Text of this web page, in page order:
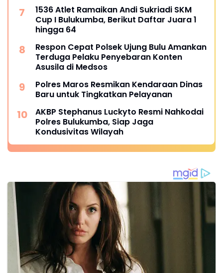
1536 Atlet Ramaikan Andi Sukriadi SKM
Cup I Bulukumba, Berikut Daftar Juara 1
hingga 64
Respon Cepat Polsek Ujung Bulu Amankan
Terduga Pelaku Penyebaran Konten
Asusila di Medsos
Polres Maros Resmikan Kendaraan Dinas
Baru untuk Tingkatkan Pelayanan
AKBP Stephanus Luckyto Resmi Nahkodai
Polres Bulukumba, Siap Jaga
Kondusivitas Wilayah